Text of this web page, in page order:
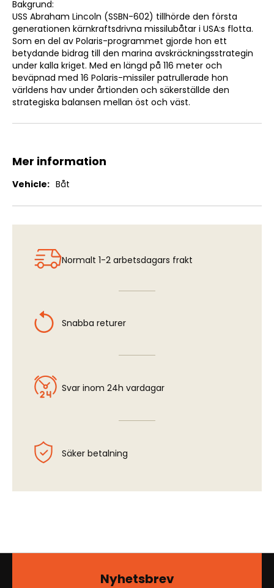
Bakgrund:
USS Abraham Lincoln (SSBN-602) tillhörde den första
generationen kärnkraftsdrivna missilubåtar i USA:s flotta.
Som en del av Polaris-programmet gjorde hon ett
betydande bidrag till den marina avskräckningsstrategin
under kalla kriget. Med en längd på 116 meter och
beväpnad med 16 Polaris-missiler patrullerade hon
världens hav under årtionden och säkerställde den
strategiska balansen mellan öst och väst.
Mer information
Mer
Båt
Normalt 1-2 arbetsdagars frakt
Snabba returer
Svar inom 24h vardagar
Säker betalning
Nyhetsbrev